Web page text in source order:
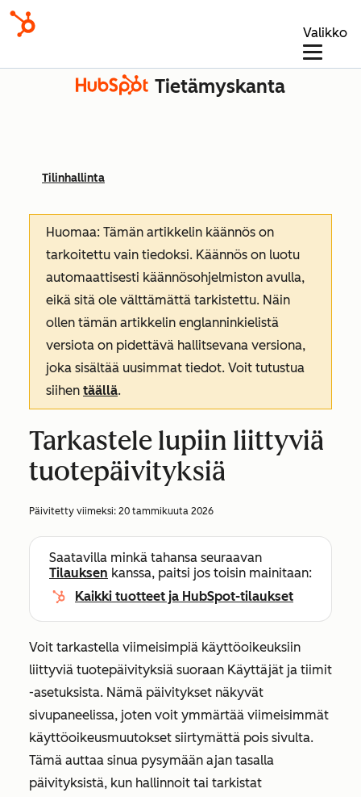
Valikko
Tietämyskanta
Tilinhallinta
Huomaa: Tämän artikkelin käännös on
tarkoitettu vain tiedoksi. Käännös on luotu
automaattisesti käännösohjelmiston avulla,
eikä sitä ole välttämättä tarkistettu. Näin
ollen tämän artikkelin englanninkielistä
versiota on pidettävä hallitsevana versiona,
joka sisältää uusimmat tiedot. Voit tutustua
siihen täällä.
Tarkastele lupiin liittyviä
tuotepäivityksiä
Päivitetty viimeksi: 20 tammikuuta 2026
Saatavilla minkä tahansa seuraavan
Tilauksen kanssa, paitsi jos toisin mainitaan:
Kaikki tuotteet ja HubSpot-tilaukset
Voit tarkastella viimeisimpiä käyttöoikeuksiin
liittyviä tuotepäivityksiä suoraan Käyttäjät ja tiimit
-asetuksista. Nämä päivitykset näkyvät
sivupaneelissa, joten voit ymmärtää viimeisimmät
käyttöoikeusmuutokset siirtymättä pois sivulta.
Tämä auttaa sinua pysymään ajan tasalla
päivityksistä, kun hallinnoit tai tarkistat